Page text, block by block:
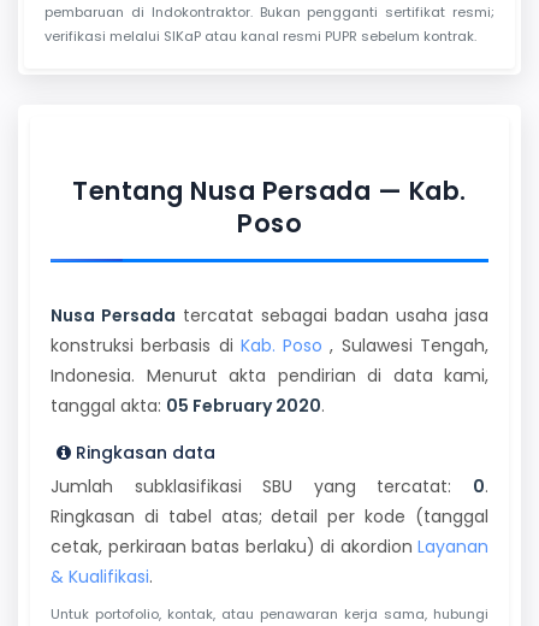
pembaruan di Indokontraktor. Bukan pengganti sertifikat resmi;
verifikasi melalui SIKaP atau kanal resmi PUPR sebelum kontrak.
Tentang Nusa Persada — Kab.
Poso
Nusa Persada tercatat sebagai badan usaha jasa
konstruksi berbasis di Kab. Poso , Sulawesi Tengah,
Indonesia. Menurut akta pendirian di data kami,
tanggal akta: 05 February 2020.
Ringkasan data
Jumlah subklasifikasi SBU yang tercatat: 0.
Ringkasan di tabel atas; detail per kode (tanggal
cetak, perkiraan batas berlaku) di akordion Layanan
& Kualifikasi.
Untuk portofolio, kontak, atau penawaran kerja sama, hubungi